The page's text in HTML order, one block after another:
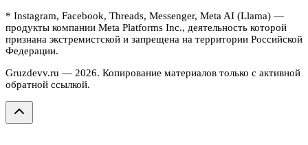
* Instagram, Facebook, Threads, Messenger, Meta AI (Llama) —
продукты компании Meta Platforms Inc., деятельность которой
признана экстремистской и запрещена на территории Российской
Федерации.
Gruzdevv.ru — 2026. Копирование материалов только с активной
обратной ссылкой.